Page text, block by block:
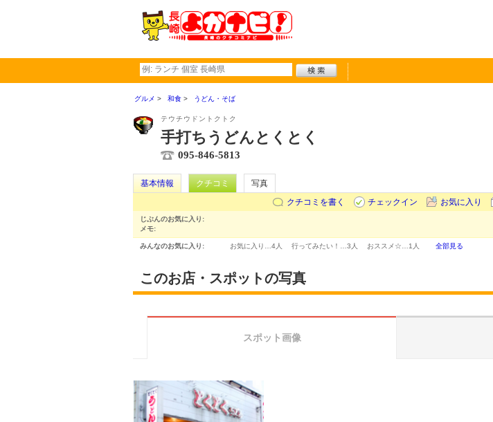
グルメ 和食 うどん・そば
テウチウドントクトク
手打ちうどんとくとく
095-846-5813
基本情報 クチコミ
写真
クチコミを書く
チェックイン お気に入り
じぶんのお気に入り:
メモ:
みんなのお気に入り: お気に入り… 4人 行ってみたい！… 3人 おススメ☆… 1人 全部見る
このお店・スポットの写真
スポット画像